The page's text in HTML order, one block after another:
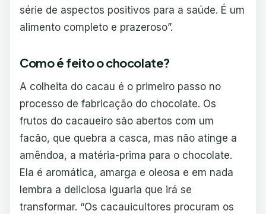
série de aspectos positivos para a saúde. É um
alimento completo e prazeroso”.
Como é feito o chocolate?
A colheita do cacau é o primeiro passo no
processo de fabricação do chocolate. Os
frutos do cacaueiro são abertos com um
facão, que quebra a casca, mas não atinge a
amêndoa, a matéria-prima para o chocolate.
Ela é aromática, amarga e oleosa e em nada
lembra a deliciosa iguaria que irá se
transformar. “Os cacauicultores procuram os